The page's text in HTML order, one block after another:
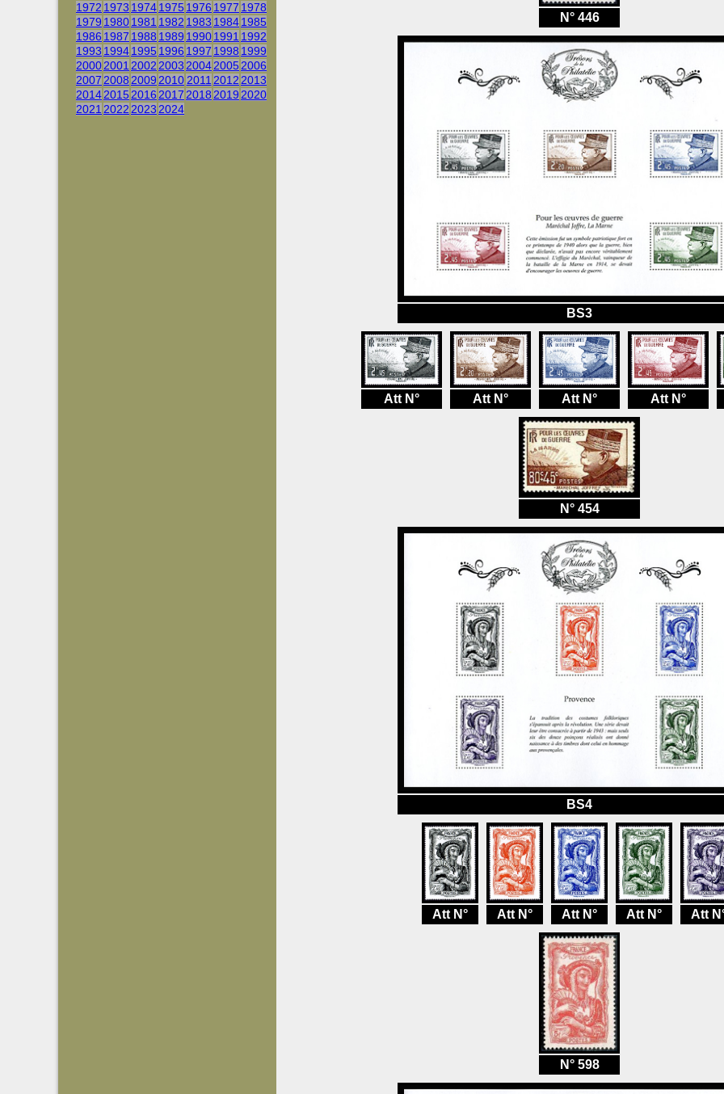
1972 1973 19741975 1976 1977 1978
1979 19801981 1982 1983 19841985
1986 1987 1988 1989 19901991 1992
1993 19941995 1996 1997 1998 1999
20002001 2002 2003 20042005 2006
2007 2008 2009 2010 2011 2012 2013
20142015 2016 2017 2018 2019 2020
2021 2022 2023 2024
N° 446
BS3
Att N° Att N° Att N° Att N°
N° 454
BS4
Att N° Att N° Att N° Att N° Att
N° 598